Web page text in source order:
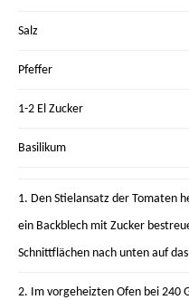
Salz
Pfeffer
1-2 El Zucker
Basilikum
1. Den Stielansatz der Tomaten
ein Backblech mit Zucker
Schnittflächen nach unten auf
2. Im vorgeheizten Ofen bei 240